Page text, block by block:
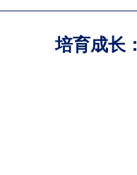
培育成长